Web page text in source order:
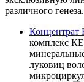
различного
Концентрат
комплекс
луковиц